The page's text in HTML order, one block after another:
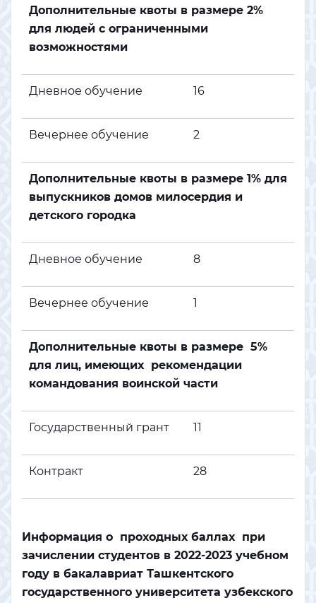
Дополнительные квоты в размере 2%
для людей с ограниченными
возможностями
Дневное обучение 16
Вечернее обучение 2
Дополнительные квоты в размере 1% для
выпускников домов милосердия и
детского городка
Дневное обучение 8
Вечернее обучение 1
Дополнительные квоты в размере 5%
для лиц, имеющих рекомендации
командования воинской части
Государственный грант 11
Контракт 28
Информация о проходных баллах при
зачислении студентов в 2022-2023 учебном
году в бакалавриат Ташкентского
государственного университета узбекского